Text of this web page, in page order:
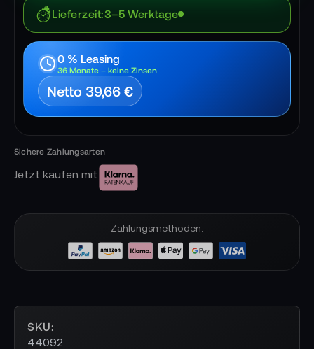
Lieferzeit 3–5 Werktage
0 % Leasing
36 Monate – keine Zinsen
Netto 39,66 €
Jetzt kaufen mit
Zahlungsmethoden:
SKU
44092